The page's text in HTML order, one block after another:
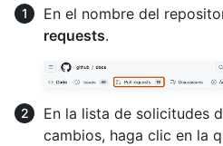
En el nombre del
requests.
En la lista de solicitudes
cambios, haga clic en la